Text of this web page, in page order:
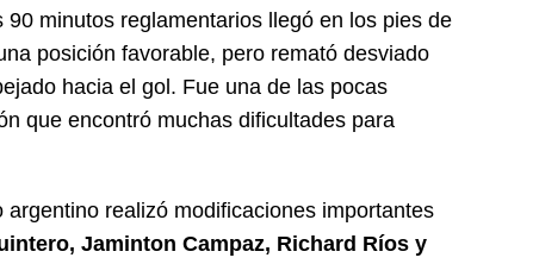
minutos reglamentarios llegó en los pies de
posición favorable, pero remató desviado
hacia el gol. Fue una de las pocas
que encontró muchas dificultades para
realizó modificaciones importantes
Jaminton Campaz, Richard Ríos y